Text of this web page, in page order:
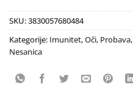
SKU:3830057680484
Kategorije: Imunitet,Oči, Probava,
Nesanica